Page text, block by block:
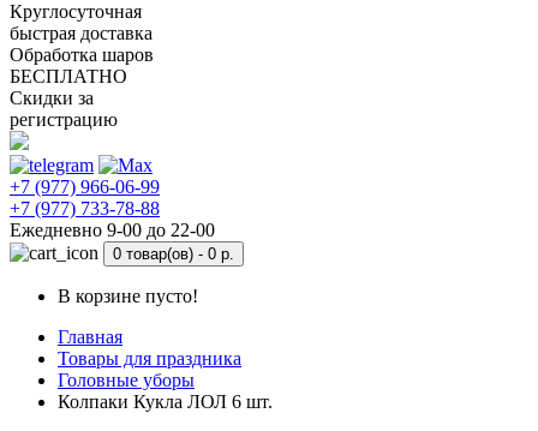
Круглосуточная
быстрая доставка
Обработка шаров
БЕСПЛАТНО
Скидки за
регистрацию
+7 (977) 966-06-99
+7 (977) 733-78-88
Ежедневно 9-00 до 22-00
0 товар(ов) - 0 р.
В корзине пусто!
Главная
Товары для праздника
Головные уборы
Колпаки Кукла ЛОЛ 6 шт.